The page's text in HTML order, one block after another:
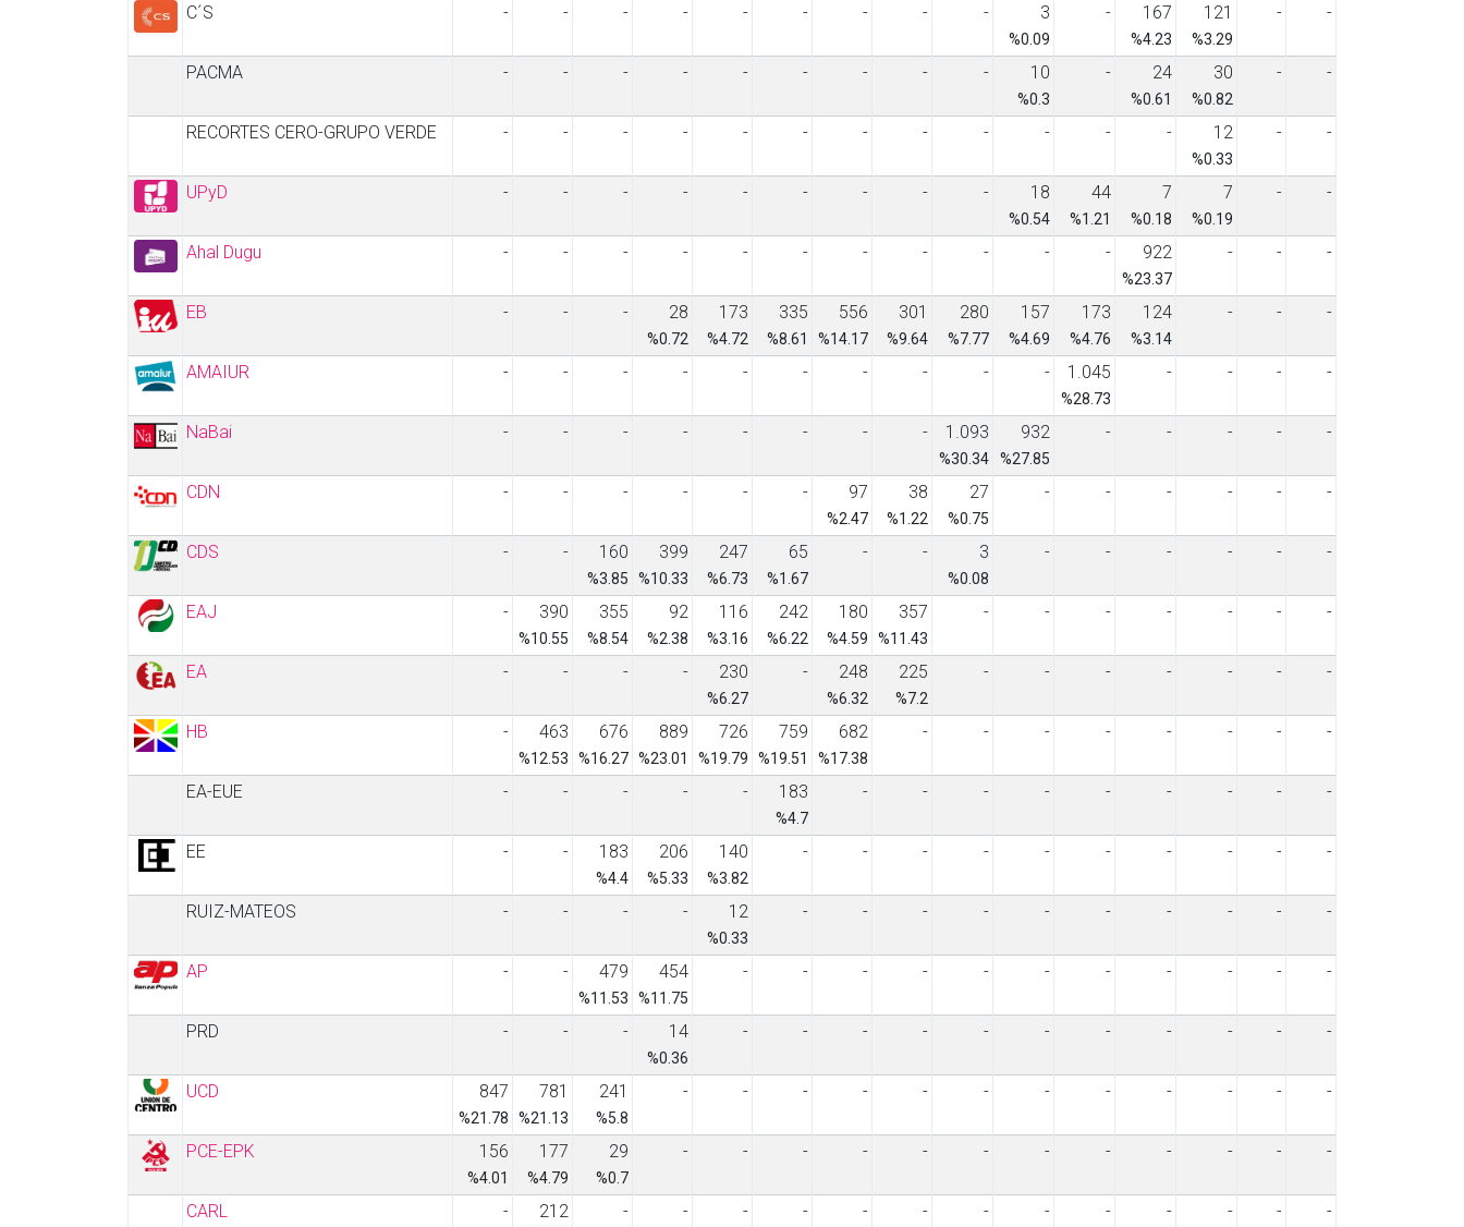
C´S - - - - - - - - - 3
%0.09
- 167
%4.23
121
%3.29
- -
PACMA - - - - - - - - - 10
%0.3
- 24
%0.61
30
%0.82
- -
RECORTES CERO-GRUPO VERDE - - - - - - - - - - - - 12
%0.33
- -
UPyD - - - - - - - - - 18
%0.54
44
%1.21
7
%0.18
7
%0.19
- -
Ahal Dugu - - - - - - - - - - - 922
%23.37
- - -
EB - - - 28
%0.72
173
%4.72
335
%8.61
556
%14.17
301
%9.64
280
%7.77
157
%4.69
173
%4.76
124
%3.14
- - -
AMAIUR - - - - - - - - - - 1.045
%28.73
- - - -
NaBai - - - - - - - - 1.093
%30.34
932
%27.85
- - - - -
CDN - - - - - - 97
%2.47
38
%1.22
27
%0.75
- - - - - -
CDS - - 160
%3.85
399
%10.33
247
%6.73
65
%1.67
- - 3
%0.08
- - - - - -
EAJ - 390
%10.55
355
%8.54
92
%2.38
116
%3.16
242
%6.22
180
%4.59
357
%11.43
- - - - - - -
EA - - - - 230
%6.27
- 248
%6.32
225
%7.2
- - - - - - -
HB - 463
%12.53
676
%16.27
889
%23.01
726
%19.79
759
%19.51
682
%17.38
- - - - - - - -
EA-EUE - - - - - 183
%4.7
- - - - - - - - -
EE - - 183
%4.4
206
%5.33
140
%3.82
- - - - - - - - - -
RUIZ-MATEOS - - - - 12
%0.33
- - - - - - - - - -
AP - - 479
%11.53
454
%11.75
- - - - - - - - - - -
PRD - - - 14
%0.36
- - - - - - - - - - -
UCD 847
%21.78
781
%21.13
241
%5.8
- - - - - - - - - - - -
PCE-EPK 156
%4.01
177
%4.79
29
%0.7
- - - - - - - - - - - -
CARL - 212 - - - - - - - - - - - - -